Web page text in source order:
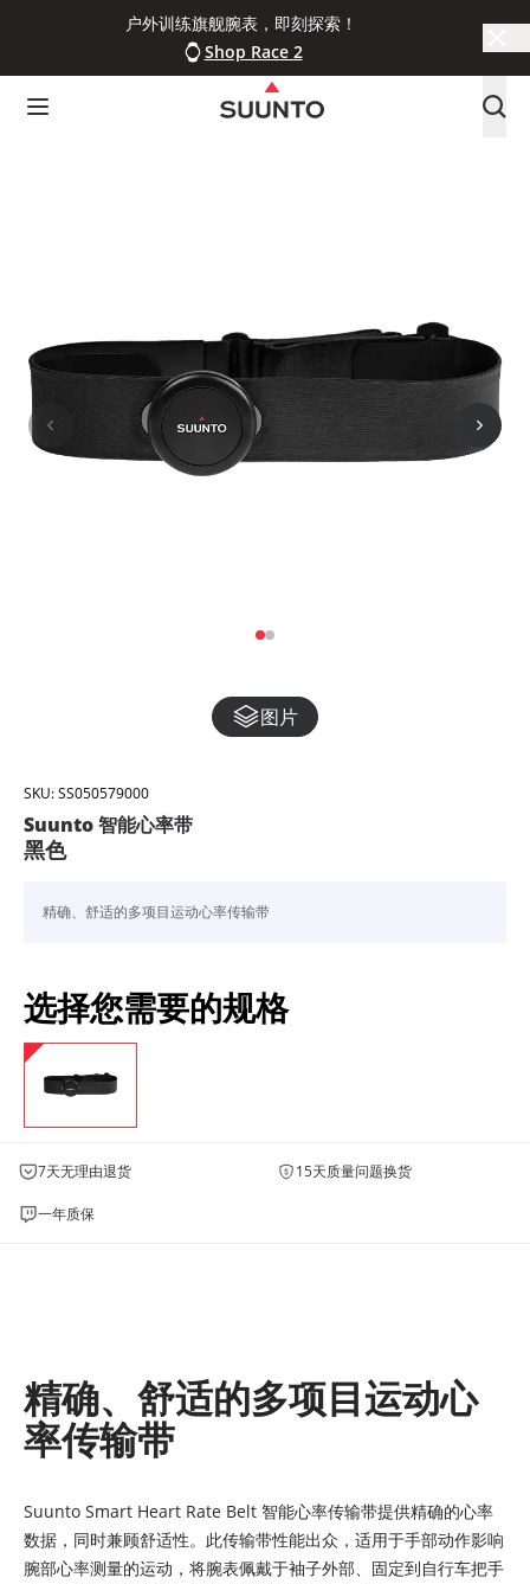
户外训练旗舰腕表，即刻探索！
Shop Race 2
图片
SKU:SS050579000
Suunto 智能心率带
黑色
精确、舒适的多项目运动心率传输带
选择您需要的规格
7天无理由退货 15天质量问题换货
一年质保
精确、舒适的多项目运动心
率传输带
Suunto Smart Heart Rate Belt 智能心率传输带提供精确的心率
数据，同时兼顾舒适性。此传输带性能出众，适用于手部动作影响
腕部心率测量的运动，将腕表佩戴于袖子外部、固定到自行车把手